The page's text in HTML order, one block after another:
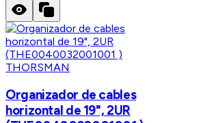
THORSMAN
Organizador de cables
horizontal de 19", 2UR